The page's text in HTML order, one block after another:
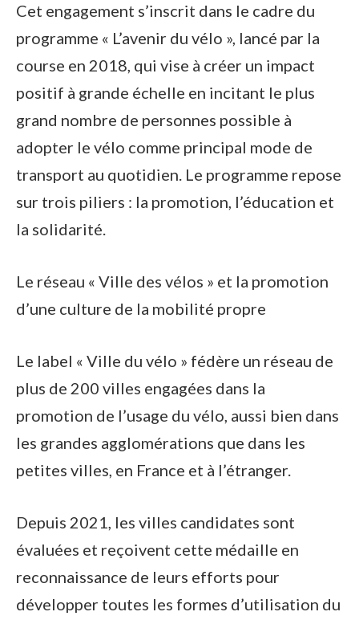
Cet engagement s’inscrit dans le cadre du
programme « L’avenir du vélo », lancé par la
course en 2018, qui vise à créer un impact
positif à grande échelle en incitant le plus
grand nombre de personnes possible à
adopter le vélo comme principal mode de
transport au quotidien. Le programme repose
sur trois piliers : la promotion, l’éducation et
la solidarité.
Le réseau « Ville des vélos » et la promotion
d’une culture de la mobilité propre
Le label « Ville du vélo » fédère un réseau de
plus de 200 villes engagées dans la
promotion de l’usage du vélo, aussi bien dans
les grandes agglomérations que dans les
petites villes, en France et à l’étranger.
Depuis 2021, les villes candidates sont
évaluées et reçoivent cette médaille en
reconnaissance de leurs efforts pour
développer toutes les formes d’utilisation du